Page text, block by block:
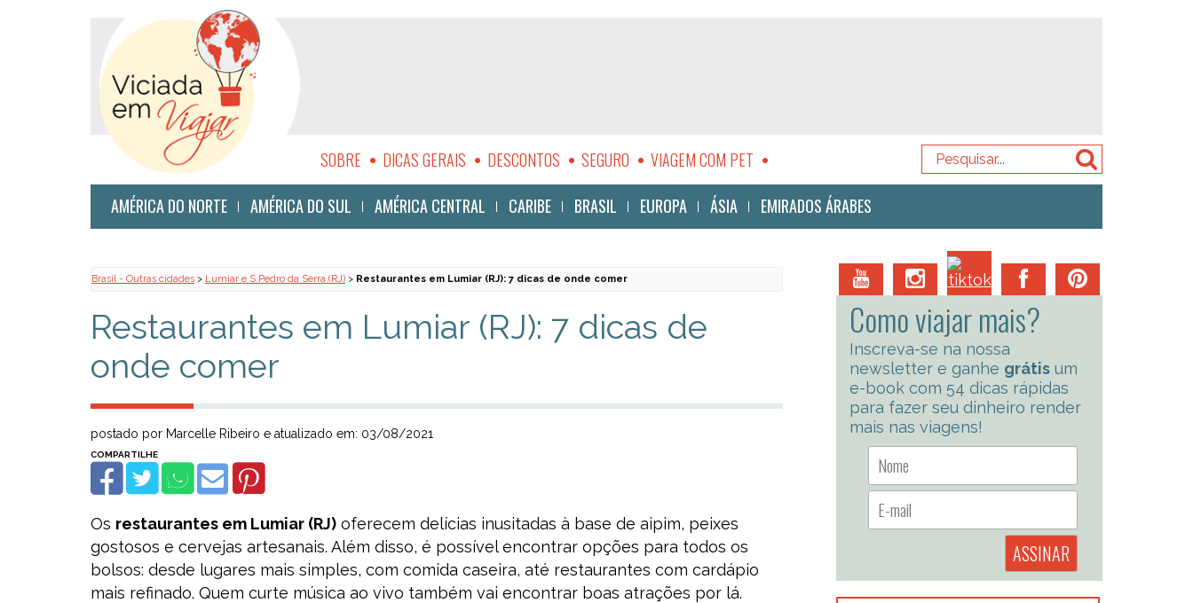
SOBRE DICAS GERAIS DESCONTOS SEGURO
VIAGEM COM PET
SUSTENTABILIDADE
AMÉRICA DO NORTE AMÉRICA DO SUL AMÉRICA CENTRAL CARIBE BRASIL EUROPA ÁSIA EMIRADOS ÁRABES
Brasil - Outras cidades > Lumiar e S.Pedro da Serra (RJ) > Restaurantes em Lumiar (RJ): 7 dicas de onde comer
Restaurantes em Lumiar (RJ): 7 dicas de
onde comer
postado por Marcelle Ribeiro e atualizado em: 03/08/2021
Os restaurantes em Lumiar (RJ) oferecem delícias inusitadas à base de aipim, peixes
gostosos e cervejas artesanais. Além disso, é possível encontrar opções para todos os
bolsos: desde lugares mais simples, com comida caseira, até restaurantes com cardápio
mais refinado. Quem curte música ao vivo também vai encontrar boas atrações por lá.
Como viajar mais?
Inscreva-se na nossa
newsletter e ganhe grátis um
e-book com 54 dicas rápidas
para fazer seu dinheiro render
mais nas viagens!